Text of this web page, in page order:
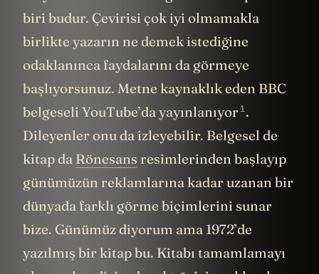
biri budur. Çevirisi çok iyi olmamakla
birlikte yazarın ne demek istediğine
odaklanınca faydalarını da görmeye
başlıyorsunuz. Metne kaynaklık eden BBC
belgeseli YouTube’dayayınlanıyor1.
Dileyenler onu da izleyebilir. Belgesel de
kitap da Rönesans resimlerinden başlayıp
günümüzün reklamlarına kadar uzanan bir
dünyada farklı görme biçimlerini sunar
bize. Günümüz diyorum ama 1972’de
yazılmış bir kitap bu. Kitabı tamamlamayı